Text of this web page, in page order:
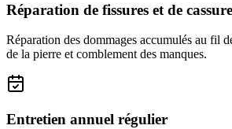
Réparation de fissures et de
Réparation des dommages accumulés au fil
de la pierre et comblement des manques.
Entretien annuel régulier